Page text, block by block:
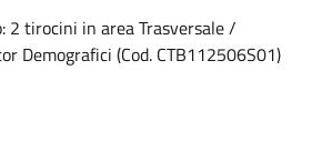
2 tirocini in area Trasversale /
Demografici (Cod. CTB112506S01)